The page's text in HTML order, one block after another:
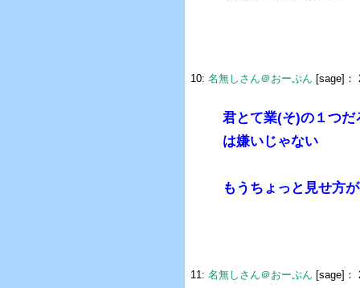
10: 名無しさん＠おーぷん [sage]：
君とて業(そ)の１つ
は嫌いじゃない
もうちょっと見せ方
11: 名無しさん＠おーぷん [sage]：